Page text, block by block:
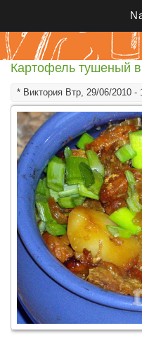
Картофель тушеный
* Виктория Втр, 29/06/2010 -